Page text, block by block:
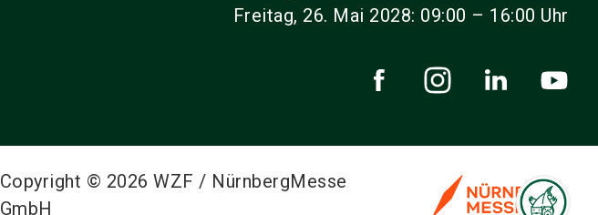
Freitag, 26. Mai 2028: 09:00 – 16:00 Uhr
Copyright © 2026 WZF / NürnbergMesse
GmbH